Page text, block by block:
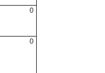
0
0